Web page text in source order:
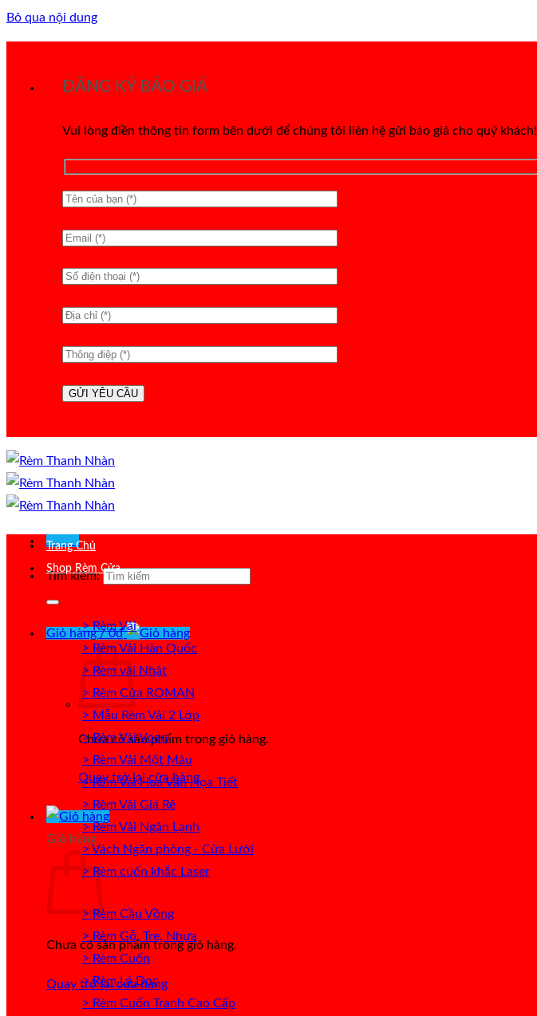
Bỏ qua nội dung
ĐĂNG KÝ BÁO GIÁ
Vui lòng điền thông tin form bên dưới để chúng tôi liên hệ gửi báo giá cho quý khách!
Menu
Tìm kiếm:
Giỏ hàng /0₫
Chưa có sản phẩm trong giỏ hàng.
Quay trở lại cửa hàng
Giỏ hàng
Chưa có sản phẩm trong giỏ hàng.
Quay trở lại cửa hàng
Trang Chủ
Shop Rèm Cửa
> Rèm Vải
> Rèm Vải Hàn Quốc
> Rèm vải Nhật
> Rèm Cửa ROMAN
> Mẫu Rèm Vải 2 Lớp
> Rèm Vải Voan
> Rèm Vải Một Màu
> Rèm Vải Hoa Văn Họa Tiết
> Rèm Vải Giá Rẻ
> Rèm Vải Ngăn Lạnh
> Vách Ngăn phòng - Cửa Lưới
> Rèm cuốn khắc Laser
> Rèm Cầu Vồng
> Rèm Gỗ, Tre, Nhựa
> Rèm Cuốn
> Rèm Lá Dọc
> Rèm Cuốn Tranh Cao Cấp